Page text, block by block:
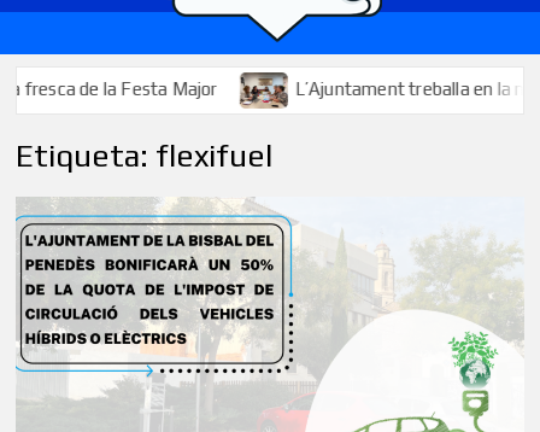
de la Festa Major L’Ajuntament treballa en la millora i
Etiqueta: flexifuel